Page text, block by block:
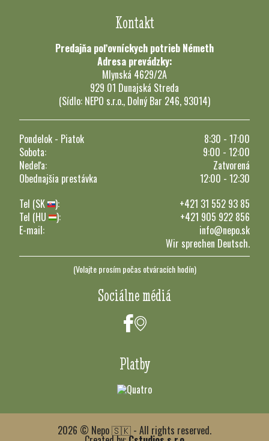
Kontakt
Predajňa poľovníckych potrieb Németh
Adresa prevádzky:
Mlynská 4629/2A
929 01 Dunajská Streda
(Sídlo: NEPO s.r.o., Dolný Bar 246, 93014)
Pondelok - Piatok
8:30 - 17:00
Sobota:
9:00 - 12:00
Nedeľa:
Zatvorená
Obednajšia prestávka
12:00 - 12:30
Tel (SK
):
+421 31 552 93 85
Tel (HU
):
+421 905 922 856
E-mail:
info@nepo.sk
Wir sprechen Deutsch.
(Volajte prosím počas otváracích hodín)
Sociálne médiá
Platby
2026 © Nepo 🇸🇰 - All rights reserved.